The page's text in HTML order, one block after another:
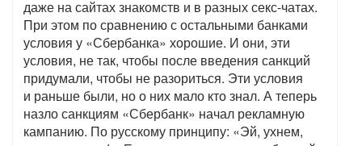
даже на сайтах знакомств и в разных секс-чатах.
При этом по сравнению с остальными банками
условия у «Сбербанка» хорошие. И они, эти
условия, не так, чтобы после введения санкций
придумали, чтобы не разориться. Эти условия
и раньше были, но о них мало кто знал. А теперь
назло санкциям «Сбербанк» начал рекламную
кампанию. По русскому принципу: «Эй, ухнем,